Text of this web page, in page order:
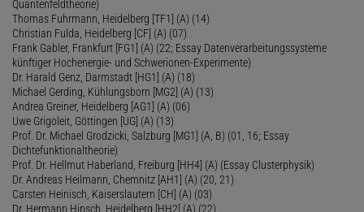
Quantenfeldtheorie)
Thomas Fuhrmann, Heidelberg [TF1] (A) (14)
Christian Fulda, Heidelberg [CF] (A) (07)
Frank Gabler, Frankfurt [FG1] (A) (22; Essay Datenverarbeitungssysteme
künftiger Hochenergie- und Schwerionen-Experimente)
Dr. Harald Genz, Darmstadt [HG1] (A) (18)
Michael Gerding, Kühlungsborn [MG2] (A) (13)
Andrea Greiner, Heidelberg [AG1] (A) (06)
Uwe Grigoleit, Göttingen [UG] (A) (13)
Prof. Dr. Michael Grodzicki, Salzburg [MG1] (A, B) (01, 16; Essay
Dichtefunktionaltheorie)
Prof. Dr. Hellmut Haberland, Freiburg [HH4] (A) (Essay Clusterphysik)
Dr. Andreas Heilmann, Chemnitz [AH1] (A) (20, 21)
Carsten Heinisch, Kaiserslautern [CH] (A) (03)
Dr. Hermann Hinsch, Heidelberg [HH2] (A) (22)